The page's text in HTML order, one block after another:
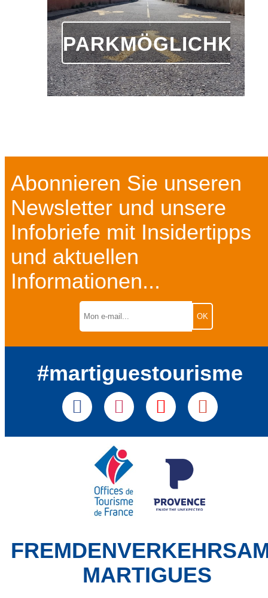
Abonnieren Sie unseren
Newsletter und unsere
Infobriefe mit Insidertipps
und aktuellen
Informationen...
#martiguestourisme
MARTIGUES